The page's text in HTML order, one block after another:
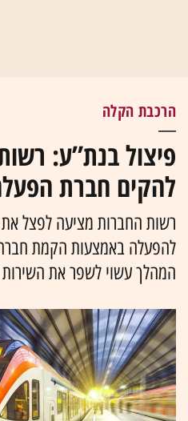
הרכבת הקלה
פיצול בנת”ע:
להקים חברת
רשות החברות מציעה לפצל
להפעלה באמצעות הקמת
המהלך עשוי לשפר את השירות